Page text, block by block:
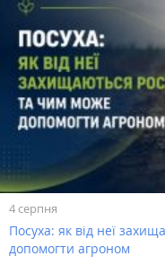
4 серпня
Посуха: як від неї
допомогти агроном